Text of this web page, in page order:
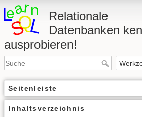
Relationale
Datenbanken
ausprobieren!
Seitenleiste
Inhaltsverzeichnis